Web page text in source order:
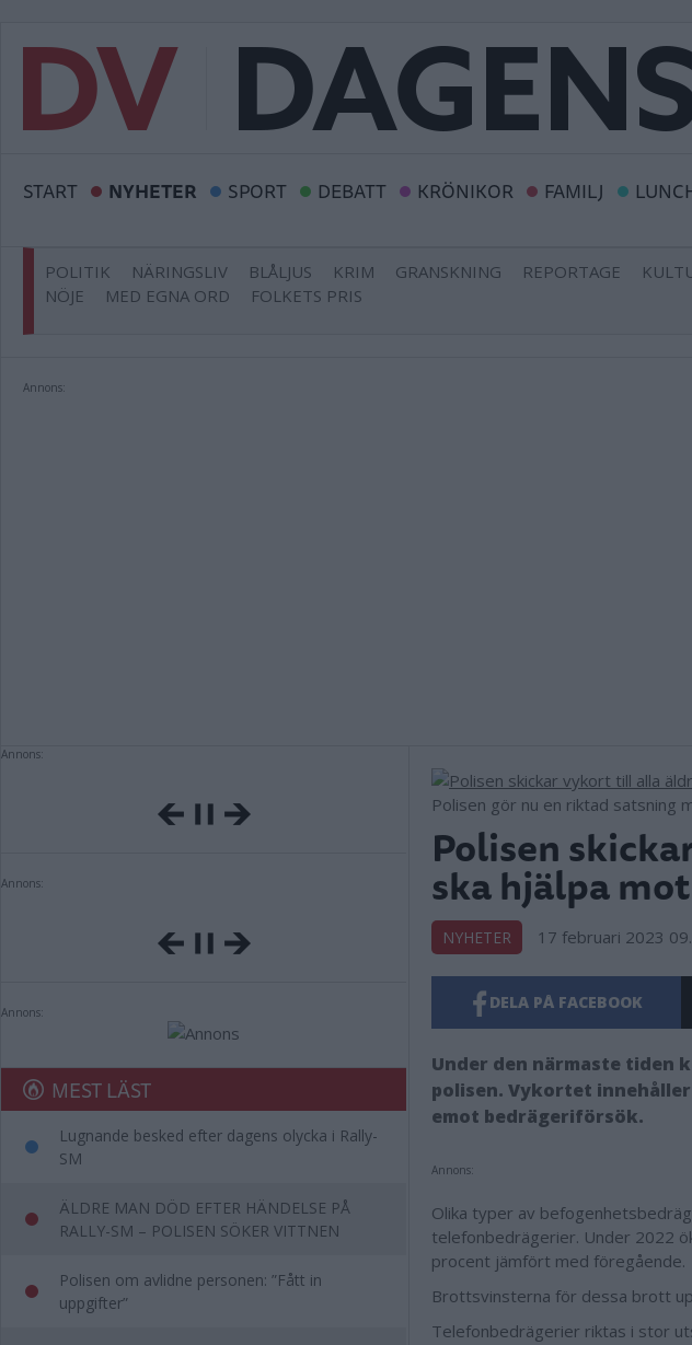
START NYHETER SPORT DEBATT KRÖNIKOR FAMILJ
POLITIK NÄRINGSLIV BLÅLJUS KRIM GRANSKNING REPORTAGE
NÖJE
MED EGNA ORD FOLKETS PRIS
Annons:
Annons:
Annons:
Annons:
MEST LÄST
Lugnande besked efter dagens olycka i Rally-
SM
ÄLDRE MAN DÖD EFTER HÄNDELSE PÅ
RALLY-SM – POLISEN SÖKER VITTNEN
Polisen om avlidne personen: ”Fått in
uppgifter”
Polisen gör nu en riktad satsning
Polisen
ska hjälpa
NYHETER 17 februari 2023
DELA PÅ FACEBOOK
Under den närmaste tiden
polisen. Vykortet
emot bedrägeriförsök.
Annons:
Olika typer av
telefonbedrägerier. Under 2022
procent jämfört med föregående.
Brottsvinsterna för dessa brott
Telefonbedrägerier riktas i stor